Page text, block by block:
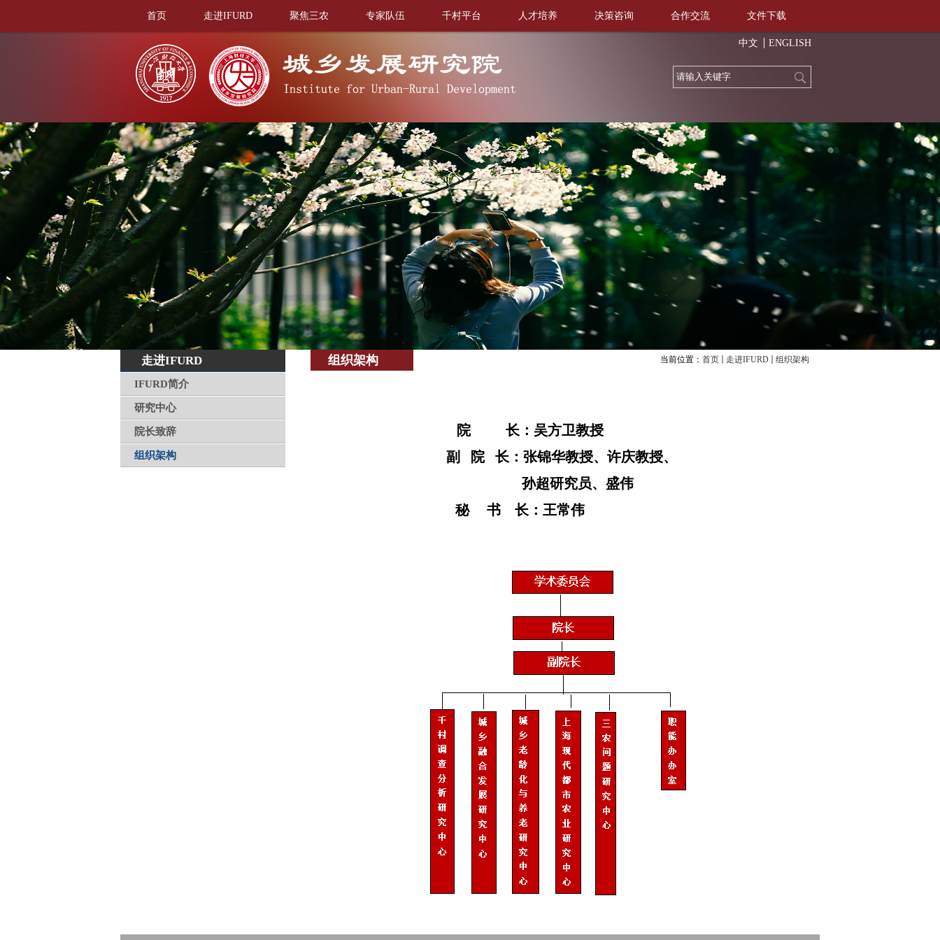
首页 走进IFURD 聚焦三农 专家队伍 千村平台 人才培养 决策咨询 合作交流 文件下载
中文 ENGLISH
走进IFURD
IFURD简介
研究中心
院长致辞
组织架构
组织架构 当前位置： 首页 走进IFURD 组织架构
院 长： 吴方卫教授
副 院 长： 张锦华教授、许庆教授、
孙超研究员、盛伟
秘 书 长：王常伟